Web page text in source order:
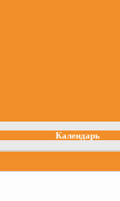
Календарь